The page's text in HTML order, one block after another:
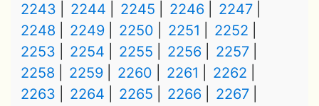
2243
2244 2245 2246
2247
2248
2249 2250 2251
2252
2253
2254 2255 2256
2257
2258
2259 2260 2261
2262
2263
2264 2265 2266
2267